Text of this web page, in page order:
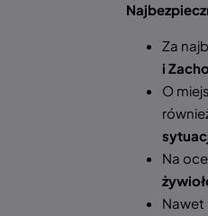
Za
i
O
Na
Nawet